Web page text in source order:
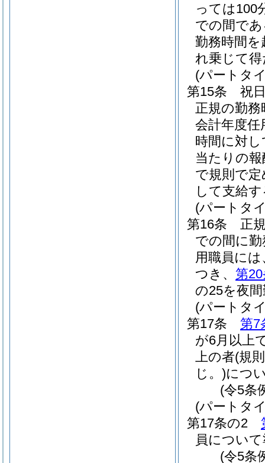
っては100
での間で
勤務時間
れ乗じて
(パートタ
第15条
祝
正規の勤
会計年度
時間に対
当たりの
で規則で
して支給
(パートタ
第16条
正
での間に
用職員に
つき、 第
の25を夜
(パートタ
第17条
第7
が6月以上
上の者(規
じ。)につ
(令5条
(パートタ
第17条の2
員につい
(令5条